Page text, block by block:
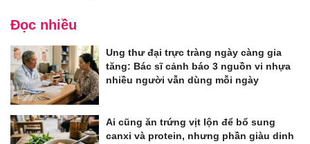
Đọc nhiều
Ung thư đại trực tràng ngày càng gia
tăng: Bác sĩ cảnh báo 3 nguồn vi nhựa
nhiều người vẫn dùng mỗi ngày
Ai cũng ăn trứng vịt lộn để bổ sung
canxi và protein, nhưng phần giàu dinh